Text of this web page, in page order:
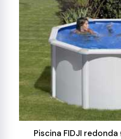
Piscina FIDJI